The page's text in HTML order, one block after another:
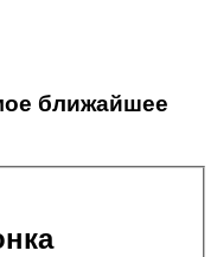
ближайшее